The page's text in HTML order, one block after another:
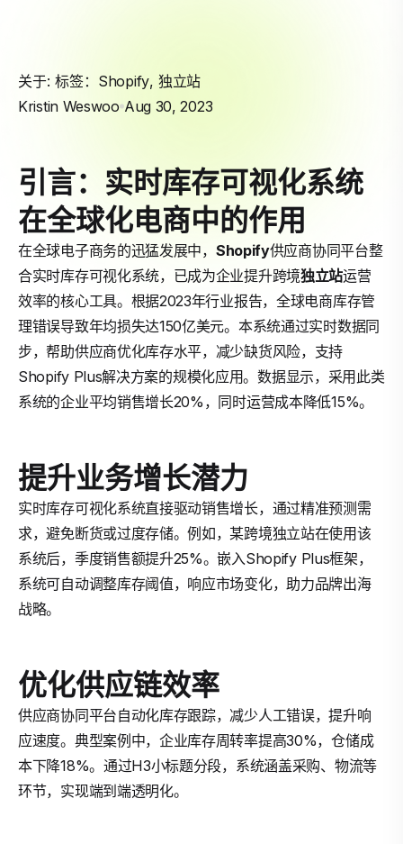
关于: 标签： Shopify, 独立站
Kristin Weswoo Aug 30, 2023
引言：实时库存可视化系统
在全球化电商中的作用
在全球电子商务的迅猛发展中， Shopify供应商协同平台整
合实时库存可视化系统，已成为企业提升跨境独立站运营
效率的核心工具。根据2023年行业报告，全球电商库存管
理错误导致年均损失达150亿美元。本系统通过实时数据同
步，帮助供应商优化库存水平，减少缺货风险，支持
Shopify Plus解决方案的规模化应用。数据显示，采用此类
系统的企业平均销售增长20%，同时运营成本降低15%。
提升业务增长潜力
实时库存可视化系统直接驱动销售增长，通过精准预测需
求，避免断货或过度存储。例如，某跨境独立站在使用该
系统后，季度销售额提升25%。嵌入Shopify Plus框架，
系统可自动调整库存阈值，响应市场变化，助力品牌出海
战略。
优化供应链效率
供应商协同平台自动化库存跟踪，减少人工错误，提升响
应速度。典型案例中，企业库存周转率提高30%，仓储成
本下降18%。通过H3小标题分段，系统涵盖采购、物流等
环节，实现端到端透明化。